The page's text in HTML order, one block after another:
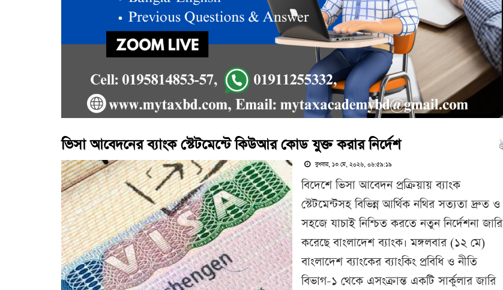
ভিসা আবেদনের ব্যাংক স্টেটমেন্টে কিউআর কোড যুক্ত করার নির্দেশ
বুধবার, ১৩ মে, ২০২৬, ০৬:৫৯:১৯
বিদেশে ভিসা আবেদন প্রক্রিয়ায় ব্যাংক
স্টেটমেন্টসহ বিভিন্ন আর্থিক নথির সত্যতা দ্রুত ও
সহজে যাচাই নিশ্চিত করতে নতুন নির্দেশনা জারি
করেছে বাংলাদেশ ব্যাংক। মঙ্গলবার (১২ মে)
বাংলাদেশ ব্যাংকের ব্যাংকিং প্রবিধি ও নীতি
বিভাগ-১ থেকে এসংক্রান্ত একটি সার্কুলার জারি